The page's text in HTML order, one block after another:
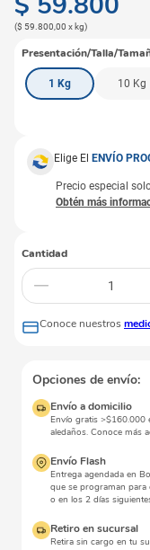
($ 59.800,00 x kg)
Presentación/Talla/
1 Kg 10 Kg
Elige El ENVÍO
Precio especial
Cantidad
Conoce nuestros
Opciones de envío:
Envío a domicilio
Envío gratis >$160.000
aledaños. Conoce más
Envío Flash
Entrega agendada en
que se programan para
o en los 2 días
Retiro en sucursal
Retira sin cargo en tu